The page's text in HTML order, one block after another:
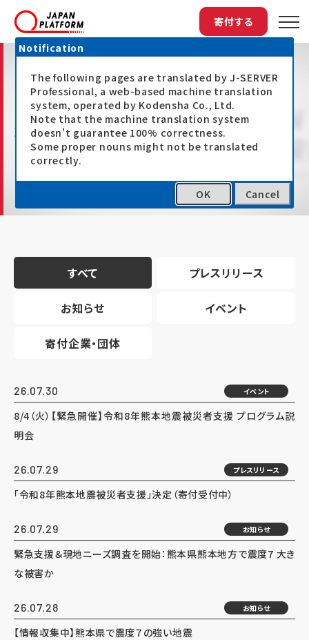
寄付する
最新情報
すべて プレスリリース
お知らせ イベント
寄付企業・団体
26.07.30 イベント
8/4（火）【緊急開催】令和8年熊本地震被災者支援 プログラム説
明会
26.07.29 プレスリリース
「令和8年熊本地震被災者支援」決定（寄付受付中）
26.07.29 お知らせ
緊急支援＆現地ニーズ調査を開始：熊本県熊本地方で震度7 大き
な被害か
26.07.28 お知らせ
【情報収集中】熊本県で震度７の強い地震
Notification
The following pages are translated by J-SERVER
Professional, a web-based machine translation
system, operated by Kodensha Co., Ltd.
Note that the machine translation system
doesn't guarantee 100% correctness.
Some proper nouns might not be translated
correctly.
OK Cancel